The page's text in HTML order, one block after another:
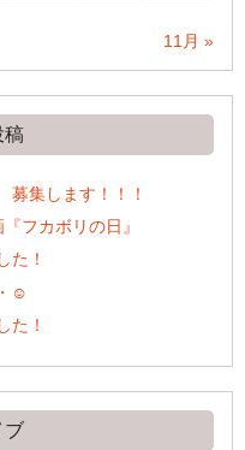
11月 »
稿
集します！！！
フカボリの日』
た！
☺
た！
ブ